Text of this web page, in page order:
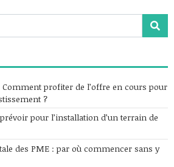
Comment profiter de l’offre en cours pour
?
pour l’installation d’un terrain de
des PME : par où commencer sans y